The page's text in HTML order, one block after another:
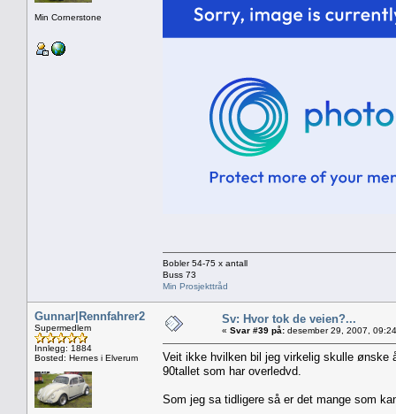
Min Cornerstone
Bobler 54-75 x antall
Buss 73
Min Prosjekttråd
Gunnar|Rennfahrer2
Supermedlem
Innlegg: 1884
Bosted: Hernes i Elverum
Sv: Hvor tok de veien?...
« Svar #39 på: desember 29, 2007,
Veit ikke hvilken bil jeg virkelig skulle ønske
90tallet som har overledvd.
Som jeg sa tidligere så er det mange som